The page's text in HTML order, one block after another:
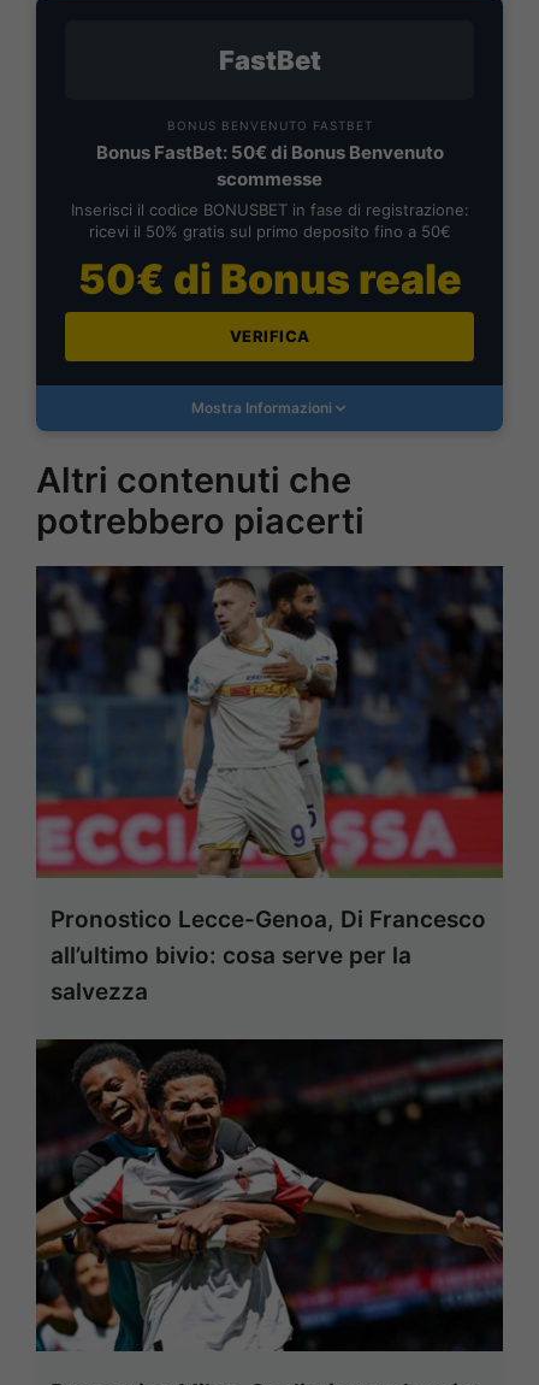
FastBet
BONUS BENVENUTO FASTBET
Bonus FastBet: 50€ di Bonus Benvenuto
scommesse
Inserisci il codice BONUSBET in fase di registrazione:
ricevi il 50% gratis sul primo deposito fino a 50€
50€ di Bonus reale
VERIFICA
Mostra Informazioni
Altri contenuti che
potrebbero piacerti
Pronostico Lecce-Genoa, Di Francesco
all’ultimo bivio: cosa serve per la
salvezza